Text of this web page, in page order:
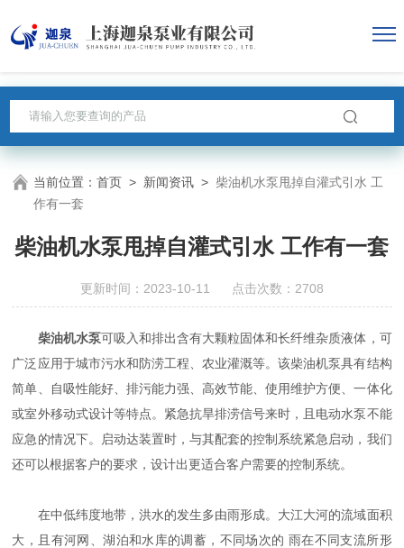
当前位置：首页 > 新闻资讯 > 柴油机水泵甩掉自灌式引水 工
作有一套
柴油机水泵甩掉自灌式引水 工作有一套
更新时间：2023-10-11 点击次数：2708
柴油机水泵可吸入和排出含有大颗粒固体和长纤维杂质液体，可
广泛应用于城市污水和防涝工程、农业灌溉等。该柴油机泵具有结构
简单、自吸性能好、排污能力强、高效节能、使用维护方便、一体化
或室外移动式设计等特点。紧急抗旱排涝信号来时，且电动水泵不能
应急的情况下。启动达装置时，与其配套的控制系统紧急启动，我们
还可以根据客户的要求，设计出更适合客户需要的控制系统。
在中低纬度地带，洪水的发生多由雨形成。大江大河的流域面积
大，且有河网、湖泊和水库的调蓄，不同场次的 雨在不同支流所形